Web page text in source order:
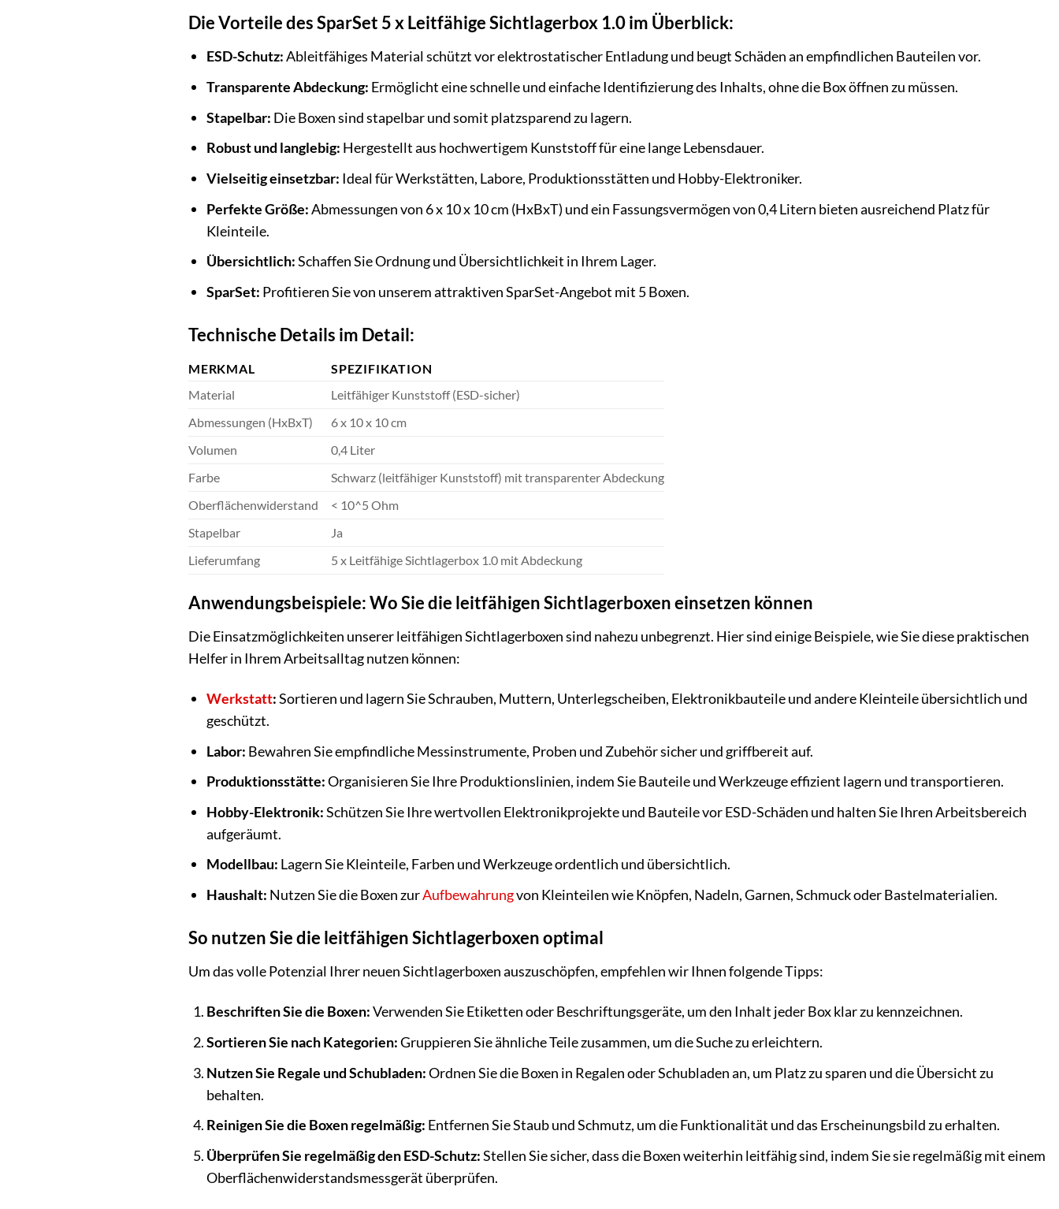
Die Vorteile des SparSet 5 x Leitfähige Sichtlagerbox 1.0 im Überblick:
ESD-Schutz:Ableitfähiges Material schützt vor elektrostatischer Entladung und beugt Schäden an empfindlichen Bauteilen vor.
Transparente Abdeckung: Ermöglicht eine schnelle und einfache Identifizierung des Inhalts, ohne die Box öffnen zu müssen.
Stapelbar: Die Boxen sind stapelbar und somit platzsparend zu lagern.
Robust und langlebig: Hergestellt aus hochwertigem Kunststoff für eine lange Lebensdauer.
Vielseitig einsetzbar: Ideal für Werkstätten, Labore, Produktionsstätten und Hobby-Elektroniker.
Perfekte Größe:Abmessungen von 6 x 10 x 10 cm (HxBxT) und ein Fassungsvermögen von 0,4 Litern bieten ausreichend Platz für
Kleinteile.
Übersichtlich:Schaffen Sie Ordnung und Übersichtlichkeit in Ihrem Lager.
SparSet: Profitieren Sie von unserem attraktiven SparSet-Angebot mit 5 Boxen.
Technische Details im Detail:
MERKMAL
SPEZIFIKATION
Material
Leitfähiger Kunststoff (ESD-sicher)
Abmessungen (HxBxT)
6 x 10 x 10 cm
Volumen
0,4 Liter
Farbe
Schwarz (leitfähiger Kunststoff) mit transparenter Abdeckung
Oberflächenwiderstand
< 10^5 Ohm
Stapelbar
Ja
Lieferumfang
5 x Leitfähige Sichtlagerbox 1.0 mit Abdeckung
Anwendungsbeispiele: Wo Sie die leitfähigen Sichtlagerboxen einsetzen können
Die Einsatzmöglichkeiten unserer leitfähigen Sichtlagerboxen sind nahezu unbegrenzt. Hier sind einige Beispiele, wie Sie diese praktischen
Helfer in Ihrem Arbeitsalltag nutzen können:
Werkstatt:Sortieren und lagern Sie Schrauben, Muttern, Unterlegscheiben, Elektronikbauteile und andere Kleinteile übersichtlich und
geschützt.
Labor: Bewahren Sie empfindliche Messinstrumente, Proben und Zubehör sicher und griffbereit auf.
Produktionsstätte:Organisieren Sie Ihre Produktionslinien, indem Sie Bauteile und Werkzeuge effizient lagern und transportieren.
Hobby-Elektronik:Schützen Sie Ihre wertvollen Elektronikprojekte und Bauteile vor ESD-Schäden und halten Sie Ihren Arbeitsbereich
aufgeräumt.
Modellbau: Lagern Sie Kleinteile, Farben und Werkzeuge ordentlich und übersichtlich.
Haushalt: Nutzen Sie die Boxen zurAufbewahrungvon Kleinteilen wie Knöpfen, Nadeln, Garnen, Schmuck oder Bastelmaterialien.
So nutzen Sie die leitfähigen Sichtlagerboxen optimal
Um das volle Potenzial Ihrer neuen Sichtlagerboxen auszuschöpfen, empfehlen wir Ihnen folgende Tipps:
Beschriften Sie die Boxen:Verwenden Sie Etiketten oder Beschriftungsgeräte, um den Inhalt jeder Box klar zu kennzeichnen.
Sortieren Sie nach Kategorien:Gruppieren Sie ähnliche Teile zusammen, um die Suche zu erleichtern.
Nutzen Sie Regale und Schubladen:Ordnen Sie die Boxen in Regalen oder Schubladen an, um Platz zu sparen und die Übersicht zu
behalten.
Reinigen Sie die Boxen regelmäßig: Entfernen Sie Staub und Schmutz, um die Funktionalität und das Erscheinungsbild zu erhalten.
Überprüfen Sie regelmäßig den ESD-Schutz:Stellen Sie sicher, dass die Boxen weiterhin leitfähig sind, indem Sie sie regelmäßig mit einem
Oberflächenwiderstandsmessgerät überprüfen.